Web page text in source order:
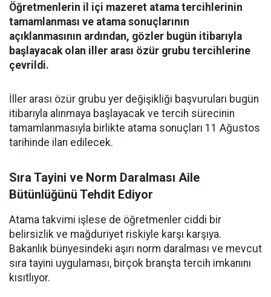
Öğretmenlerin il içi mazeret atama tercihlerinin
tamamlanması ve atama sonuçlarının
açıklanmasının ardından, gözler bugün itibarıyla
başlayacak olan iller arası özür grubu tercihlerine
çevrildi.
İller arası özür grubu yer değişikliği başvuruları bugün
itibarıyla alınmaya başlayacak ve tercih sürecinin
tamamlanmasıyla birlikte atama sonuçları 11 Ağustos
tarihinde ilan edilecek.
Sıra Tayini ve Norm Daralması Aile
Bütünlüğünü Tehdit Ediyor
Atama takvimi işlese de öğretmenler ciddi bir
belirsizlik ve mağduriyet riskiyle karşı karşıya.
Bakanlık bünyesindeki aşırı norm daralması ve mevcut
sıra tayini uygulaması, birçok branşta tercih imkanını
kısıtlıyor.